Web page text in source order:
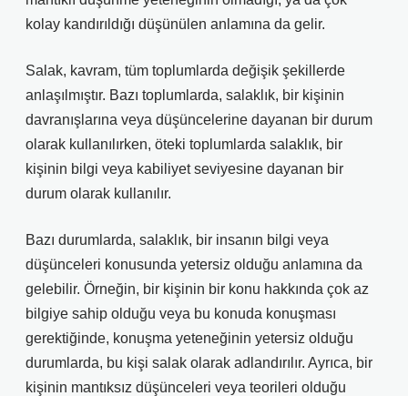
kolay kandırıldığı düşünülen anlamına da gelir.
Salak, kavram, tüm toplumlarda değişik şekillerde
anlaşılmıştır. Bazı toplumlarda, salaklık, bir kişinin
davranışlarına veya düşüncelerine dayanan bir durum
olarak kullanılırken, öteki toplumlarda salaklık, bir
kişinin bilgi veya kabiliyet seviyesine dayanan bir
durum olarak kullanılır.
Bazı durumlarda, salaklık, bir insanın bilgi veya
düşünceleri konusunda yetersiz olduğu anlamına da
gelebilir. Örneğin, bir kişinin bir konu hakkında çok az
bilgiye sahip olduğu veya bu konuda konuşması
gerektiğinde, konuşma yeteneğinin yetersiz olduğu
durumlarda, bu kişi salak olarak adlandırılır. Ayrıca, bir
kişinin mantıksız düşünceleri veya teorileri olduğu